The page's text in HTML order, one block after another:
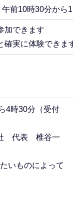
前10時30分から11
加できます
確実に体験できます
4時30分（受付
社 代表 椎谷一
いものによって